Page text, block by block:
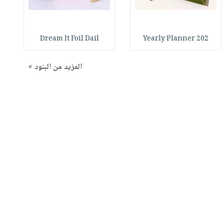
Yearly Planner 202
Dream It Foil Dail
المزيد من البنود »